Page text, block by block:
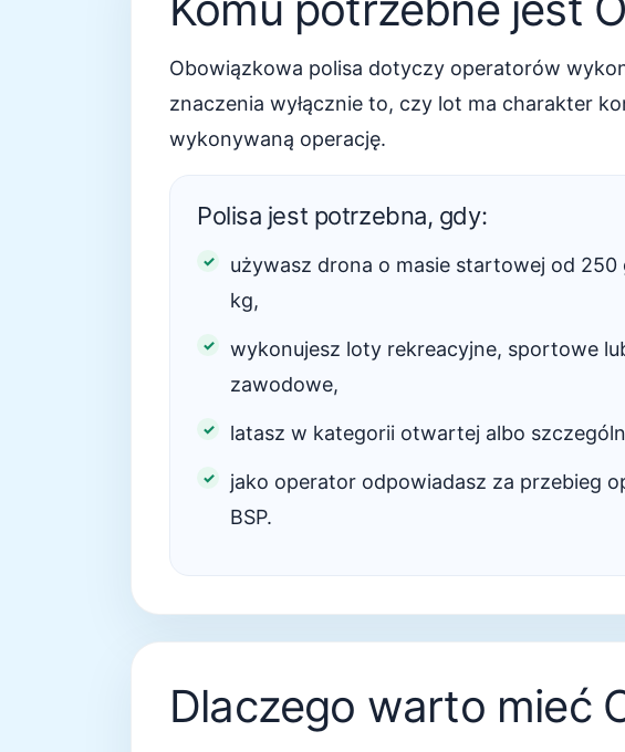
Obowiązkowa polisa dotyczy operatorów
znaczenia wyłącznie to, czy lot ma charakter
wykonywaną operację.
Polisa jest potrzebna, gdy:
używasz drona o masie startowej od 250
kg,
wykonujesz loty rekreacyjne, sportowe
zawodowe,
latasz w kategorii otwartej albo
jako operator odpowiadasz za przebieg
BSP.
Dlaczego warto mieć